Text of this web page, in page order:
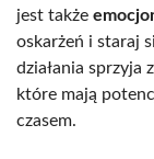
jest także
oskarżeń i staraj
działania sprzyja
które mają
czasem.